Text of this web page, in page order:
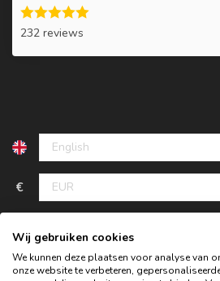
232 reviews
€
Wij gebruiken cookies
We kunnen deze plaatsen voor analyse van
onze website te verbeteren,